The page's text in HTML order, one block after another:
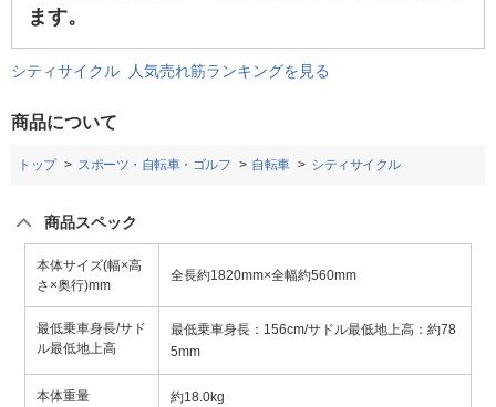
ます。
シティサイクル 人気売れ筋ランキングを見る
商品について
トップ スポーツ・自転車・ゴルフ 自転車 シティサイクル
商品スペック
本体サイズ(幅×高
さ×奥行)mm
全長約1820mm×全幅約560mm
最低乗車身長/サド
ル最低地上高
最低乗車身長：156cm/サドル最低地上高：約78
5mm
本体重量 約18.0kg